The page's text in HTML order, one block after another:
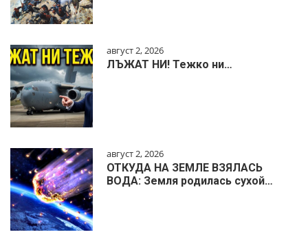
август 2, 2026
ЛЪЖАТ НИ! Тежко ни…
август 2, 2026
ОТКУДА НА ЗЕМЛЕ ВЗЯЛАСЬ
ВОДА: Земля родилась сухой…